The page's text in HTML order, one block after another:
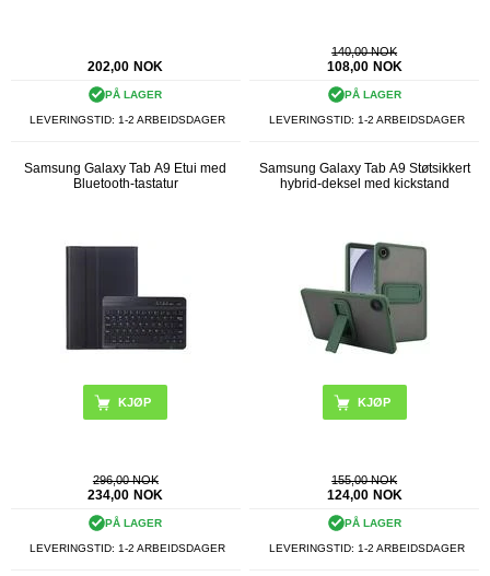
202,00 NOK
PÅ LAGER
LEVERINGSTID: 1-2 ARBEIDSDAGER
140,00 NOK
108,00 NOK
PÅ LAGER
LEVERINGSTID: 1-2 ARBEIDSDAGER
Samsung Galaxy Tab A9 Etui med
Bluetooth-tastatur
KJØP
296,00 NOK
234,00 NOK
PÅ LAGER
LEVERINGSTID: 1-2 ARBEIDSDAGER
Samsung Galaxy Tab A9 Støtsikkert
hybrid-deksel med kickstand
KJØP
155,00 NOK
124,00 NOK
PÅ LAGER
LEVERINGSTID: 1-2 ARBEIDSDAGER